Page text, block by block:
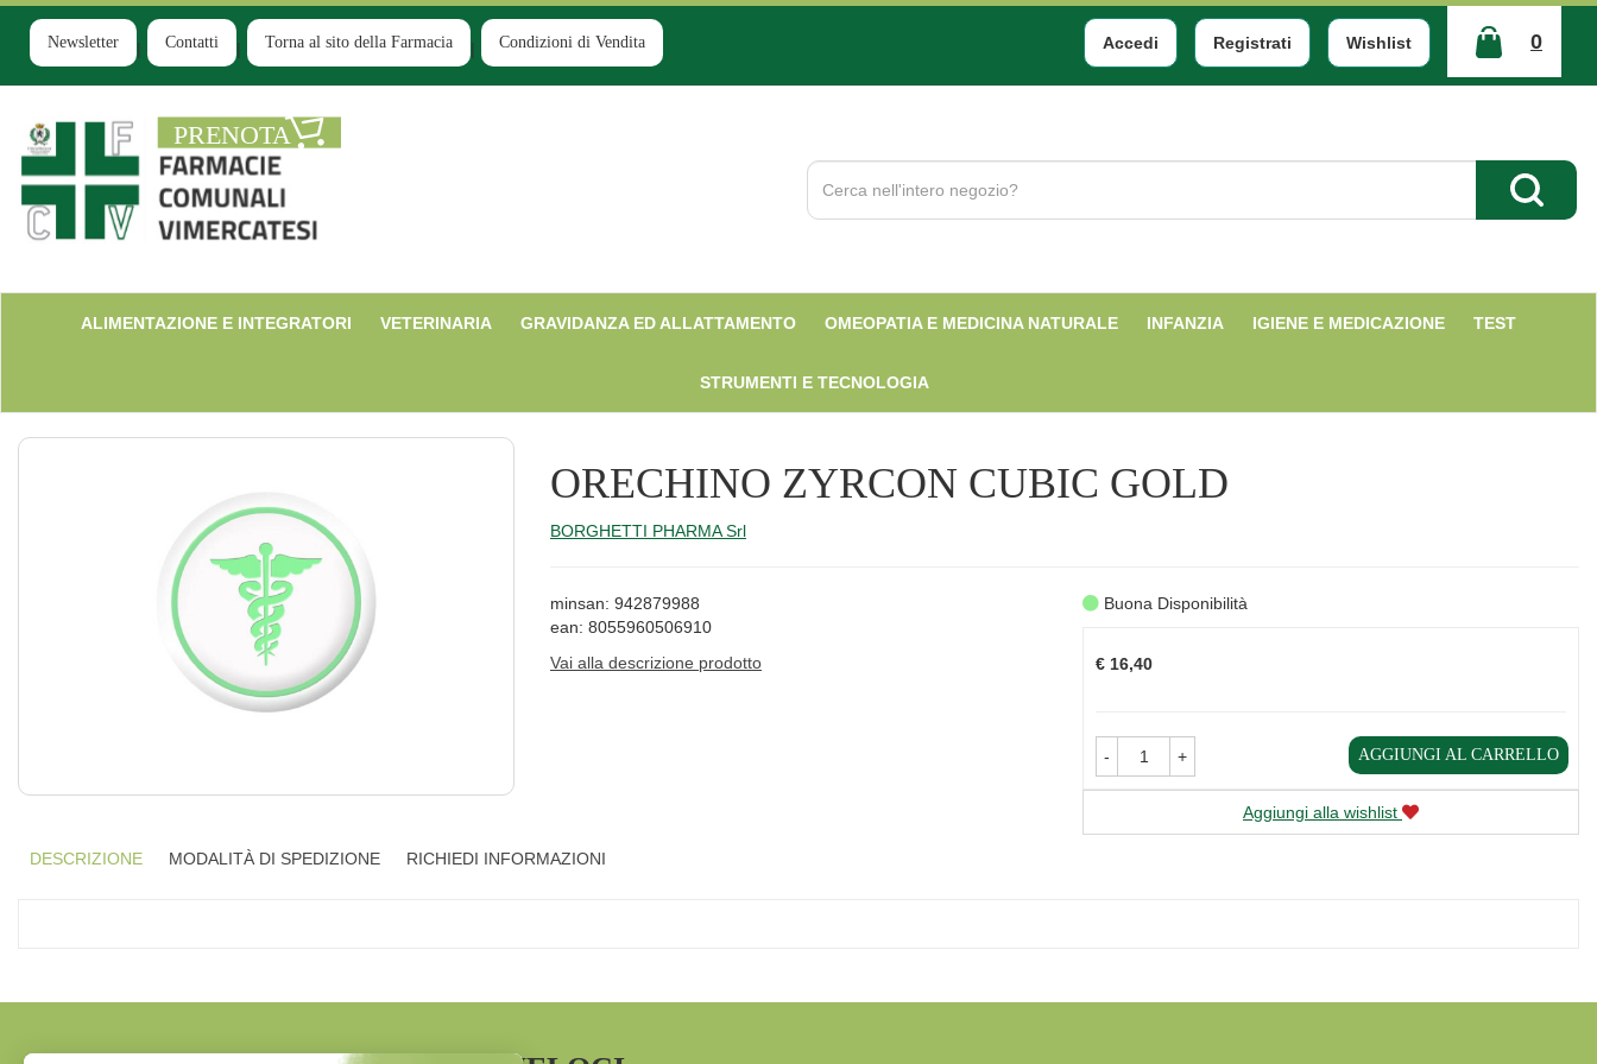
Passa
contenuto
principale
Newsletter Contatti Torna al sito della Farmacia Condizioni di Vendita Accedi Registrati Wishlist 0
ARTICOLI
INSERITI
Farmacia
Comunale
Cerca
Prodotto
Cerca
ALIMENTAZIONE E INTEGRATORI VETERINARIA GRAVIDANZA ED ALLATTAMENTO OMEOPATIA E MEDICINA NATURALE INFANZIA IGIENE E MEDICAZIONE TEST
STRUMENTI E TECNOLOGIA
ORECHINO ZYRCON CUBIC GOLD
BORGHETTI PHARMA Srl
minsan: 942879988
ean: 8055960506910
Vai alla descrizione prodotto
Buona Disponibilità
€ 16,40
- + AGGIUNGI AL CARRELLO
Aggiungi alla wishlist
DESCRIZIONE MODALITÀ DI SPEDIZIONE RICHIEDI INFORMAZIONI